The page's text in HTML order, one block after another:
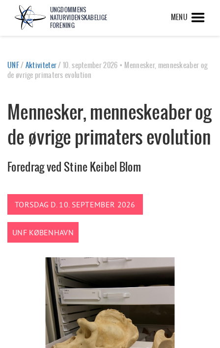
UNGDOMMENS
NATURVIDENSKABELIGE
FORENING
MENU
UNF/Aktiviteter/10. september 2026 • Mennesker, menneskeaber og
de øvrige primaters evolution
Mennesker, menneskeaber og
de øvrige primaters evolution
Foredrag ved Stine Keibel Blom
TORSDAG D. 10. SEPTEMBER 2026
UNF KØBENHAVN